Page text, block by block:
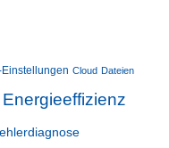
Einstellungen Cloud Dateien
Energieeffizienz